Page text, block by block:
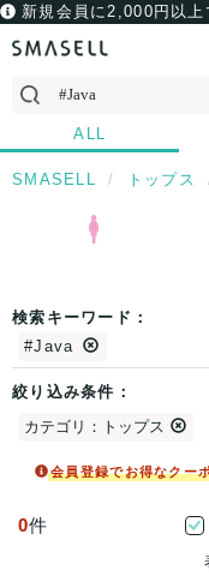
新規会員に2,000円以
ALL
SMASELL トップス
検索キーワード：
#Java
絞り込み条件：
カテゴリ：トップス
会員登録でお得なクー
0件